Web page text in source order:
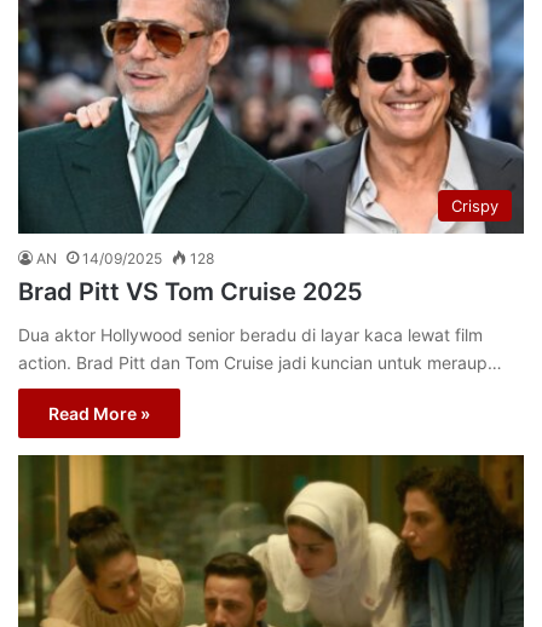
Crispy
AN 14/09/2025 128
Brad Pitt VS Tom Cruise 2025
Dua aktor Hollywood senior beradu di layar kaca lewat film
action. Brad Pitt dan Tom Cruise jadi kuncian untuk meraup…
Read More »